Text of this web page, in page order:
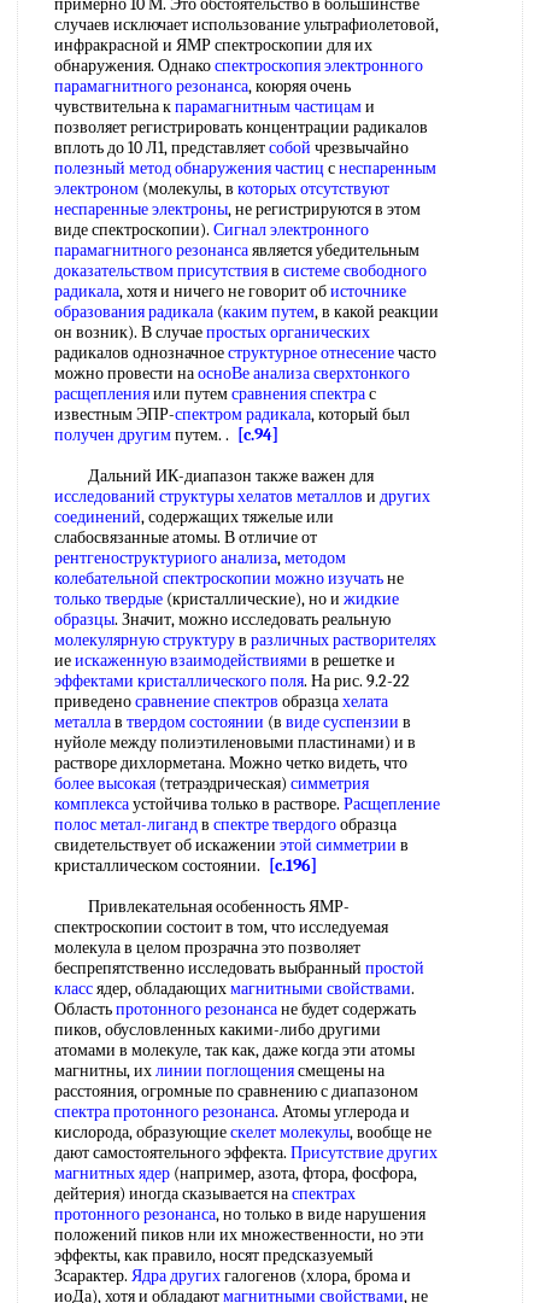
примерно 10 М. Это обстоятельство в большинстве
случаев исключает использование ультрафиолетовой,
инфракрасной и ЯМР спектроскопии для их
обнаружения. Однакоспектроскопия электронного
парамагнитного резонанса, коюряя очень
чувствительна кпарамагнитным частицами
позволяет регистрировать концентрации радикалов
вплоть до 10 Л1, представляетсобой чрезвычайно
полезный методобнаружения частиц снеспаренным
электроном (молекулы, в которых отсутствуют
неспаренные электроны, не регистрируются в этом
виде спектроскопии). Сигнал электронного
парамагнитного резонансаявляется убедительным
доказательством присутствияв системе свободного
радикала, хотя и ничего не говорит обисточнике
образования радикала (каким путем, в какой реакции
он возник). В случаепростых органических
радикалов однозначноеструктурное отнесениечасто
можно провести наосноВе анализасверхтонкого
расщепленияили путемсравнения спектрас
известным ЭПР-спектром радикала, который был
получен другимпутем. .
[c.94]
Дальний ИК-диапазон также важен для
исследований структурыхелатов металлов и других
соединений, содержащих тяжелые или
слабосвязанные атомы. В отличие от
рентгеноструктуриого анализа,методом
колебательной спектроскопии можно изучатьне
только твердые (кристаллические), но и жидкие
образцы. Значит, можно исследовать реальную
молекулярную структурув различных растворителях
иеискаженную взаимодействиями в решетке и
эффектами кристаллического поля. На рис. 9.2-22
приведеносравнение спектров образцахелата
металлав твердом состоянии (в виде суспензии в
нуйоле между полиэтиленовыми пластинами) и в
растворе дихлорметана. Можно четко видеть, что
более высокая (тетраэдрическая) симметрия
комплексаустойчива только в растворе. Расщепление
полосметал-лигандв спектре твердогообразца
свидетельствует об искажении этой симметрии в
кристаллическом состоянии.
[c.196]
Привлекательная особенность ЯМР-
спектроскопии состоит в том, что исследуемая
молекула в целом прозрачна это позволяет
беспрепятственно исследовать выбранный простой
классядер, обладающихмагнитными свойствами.
Областьпротонного резонансане будет содержать
пиков, обусловленных какими-либо другими
атомами в молекуле, так как, даже когда эти атомы
магнитны, ихлинии поглощениясмещены на
расстояния, огромные по сравнению с диапазоном
спектра протонного резонанса. Атомы углерода и
кислорода, образующиескелет молекулы, вообще не
дают самостоятельного эффекта. Присутствие других
магнитных ядер (например, азота, фтора, фосфора,
дейтерия) иногда сказывается наспектрах
протонного резонанса, но только в виде нарушения
положений пиков нли их множественности, но эти
эффекты, как правило, носят предсказуемый
Зсарактер. Ядра другихгалогенов (хлора, брома и
иоДа), хотя и обладаютмагнитными свойствами, не